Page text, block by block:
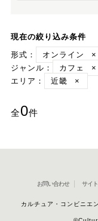
現在の絞り込み条件
形式：
オンライン
×
ジャンル：
カフェ
×
エリア：
近畿 ×
全0件
お問い合わせ サイ
カルチュア・コンビニ